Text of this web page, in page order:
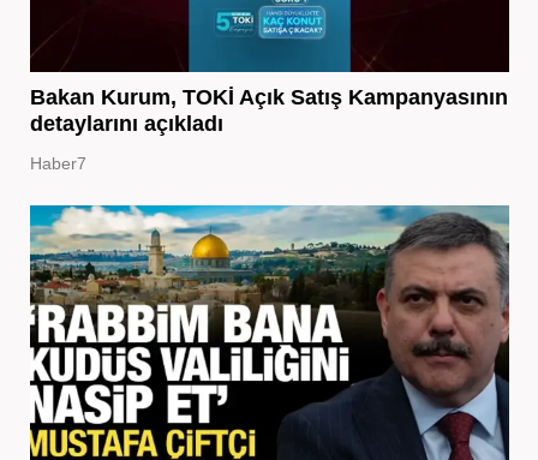
Bakan Kurum, TOKİ Açık Satış Kampanyasının
detaylarını açıkladı
Haber7